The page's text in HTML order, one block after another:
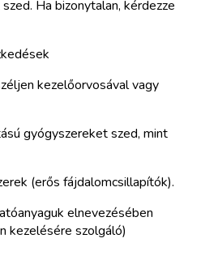
Ha bizonytalan, kérdezze
kezelőorvosával vagy
gyógyszereket szed, mint
(erős fájdalomcsillapítók).
elnevezésében
kezelésére szolgáló)